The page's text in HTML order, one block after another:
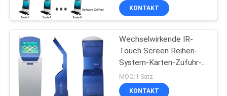
FABRIK-
AUSFLUG
QUALITÄTSKONTROLLE
KONTAKT
Wechselwirkende IR-
Touch Screen Reihen-
System-Karten-Zufuhr-
Scheinzahl-anstehende
Maschine
MOQ:1 Satz
KONTAKT